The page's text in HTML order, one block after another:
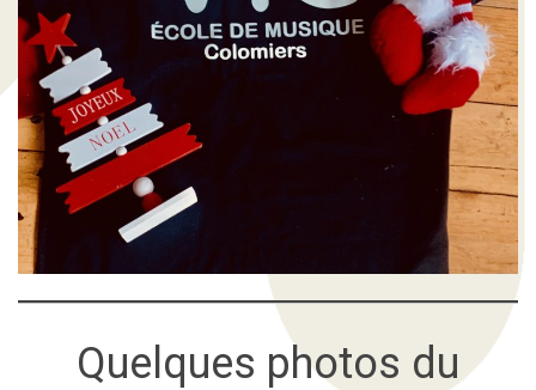
Quelques photos du